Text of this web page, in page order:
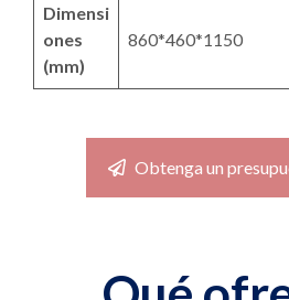
Dimensi
ones
(mm)
860*460*1150
Obtenga un